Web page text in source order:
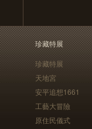
珍藏特展
珍藏特展
天地宮
安平追想1661
工藝大冒險
原住民儀式